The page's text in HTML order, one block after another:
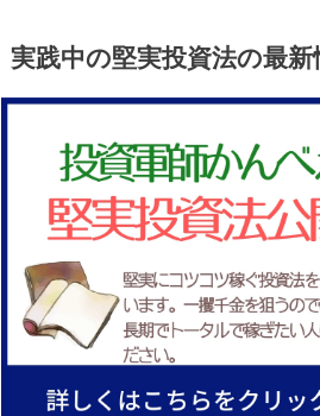
実践中の堅実投資法の最新